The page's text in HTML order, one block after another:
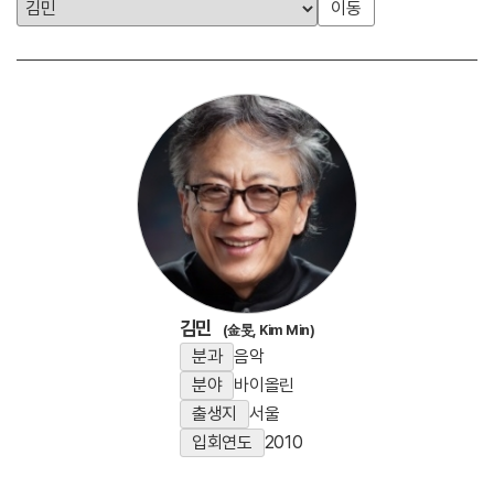
이동
김민 (金旻, Kim Min)
분과 음악
분야
바이올린
출생지
서울
입회연도
2010